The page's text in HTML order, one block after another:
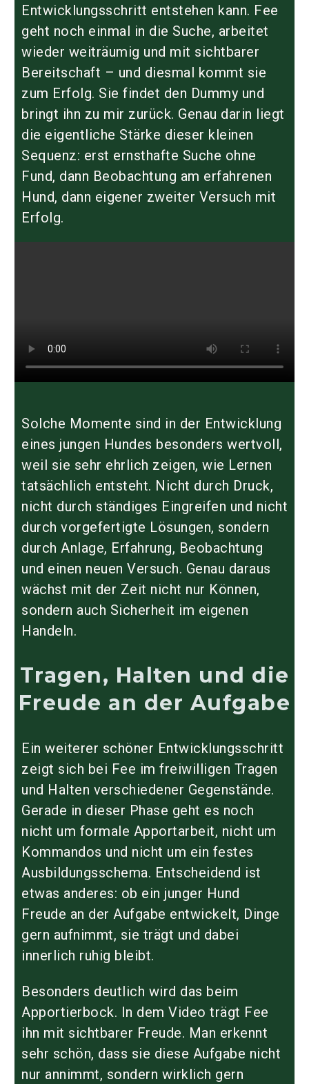
Entwicklungsschritt entstehen kann. Fee
geht noch einmal in die Suche, arbeitet
wieder weiträumig und mit sichtbarer
Bereitschaft – und diesmal kommt sie
zum Erfolg. Sie findet den Dummy und
bringt ihn zu mir zurück. Genau darin liegt
die eigentliche Stärke dieser kleinen
Sequenz: erst ernsthafte Suche ohne
Fund, dann Beobachtung am erfahrenen
Hund, dann eigener zweiter Versuch mit
Erfolg.
Solche Momente sind in der Entwicklung
eines jungen Hundes besonders wertvoll,
weil sie sehr ehrlich zeigen, wie Lernen
tatsächlich entsteht. Nicht durch Druck,
nicht durch ständiges Eingreifen und nicht
durch vorgefertigte Lösungen, sondern
durch Anlage, Erfahrung, Beobachtung
und einen neuen Versuch. Genau daraus
wächst mit der Zeit nicht nur Können,
sondern auch Sicherheit im eigenen
Handeln.
Tragen, Halten und die
Freude an der Aufgabe
Ein weiterer schöner Entwicklungsschritt
zeigt sich bei Fee im freiwilligen Tragen
und Halten verschiedener Gegenstände.
Gerade in dieser Phase geht es noch
nicht um formale Apportarbeit, nicht um
Kommandos und nicht um ein festes
Ausbildungsschema. Entscheidend ist
etwas anderes: ob ein junger Hund
Freude an der Aufgabe entwickelt, Dinge
gern aufnimmt, sie trägt und dabei
innerlich ruhig bleibt.
Besonders deutlich wird das beim
Apportierbock. In dem Video trägt Fee
ihn mit sichtbarer Freude. Man erkennt
sehr schön, dass sie diese Aufgabe nicht
nur annimmt, sondern wirklich gern